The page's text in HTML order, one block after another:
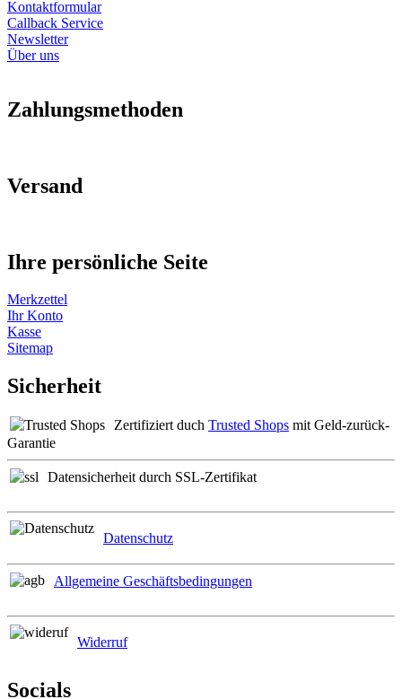
Kontaktformular
Callback Service
Newsletter
Über uns
Zahlungsmethoden
Versand
Ihre persönliche Seite
Merkzettel
Ihr Konto
Kasse
Sitemap
Sicherheit
Zertifiziert duch Trusted Shops mit Geld-zurück-
Garantie
Datensicherheit durch SSL-Zertifikat
Datenschutz
Allgemeine Geschäftsbedingungen
Widerruf
Socials